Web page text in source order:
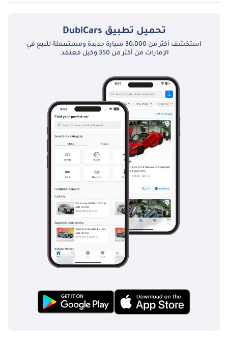
نعم توفر بريليانس V7 280T 7DCT Flagship فتحة السقف كخيار.
تحميل تطبيق DubiCars
استكشف أكثر من 30،000 سيارة جديدة ومستعملة للبيع في
الإمارات من أكثر من 350 وكيل معتمد.